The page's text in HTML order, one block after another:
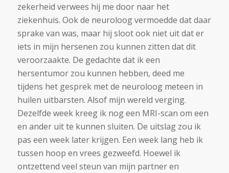
zekerheid verwees hij me door naar het
ziekenhuis. Ook de neuroloog vermoedde dat daar
sprake van was, maar hij sloot ook niet uit dat er
iets in mijn hersenen zou kunnen zitten dat dit
veroorzaakte. De gedachte dat ik een
hersentumor zou kunnen hebben, deed me
tijdens het gesprek met de neuroloog meteen in
huilen uitbarsten. Alsof mijn wereld verging.
Dezelfde week kreeg ik nog een MRI-scan om een
en ander uit te kunnen sluiten. De uitslag zou ik
pas een week later krijgen. Een week lang heb ik
tussen hoop en vrees gezweefd. Hoewel ik
ontzettend veel steun van mijn partner en